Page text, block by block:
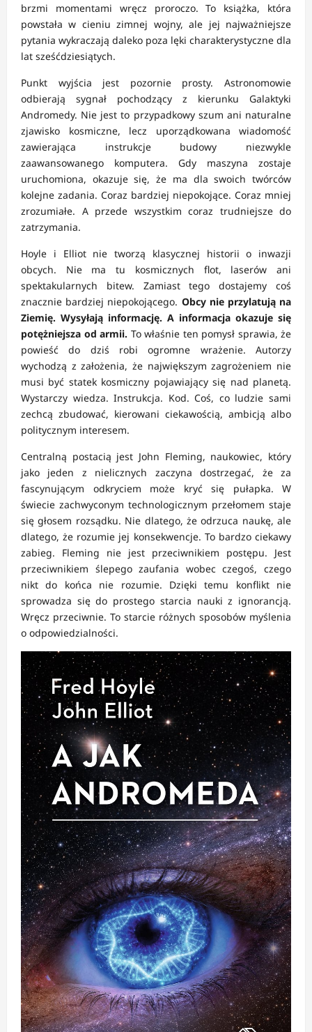
brzmi momentami wręcz proroczo. To książka, która
powstała w cieniu zimnej wojny, ale jej najważniejsze
pytania wykraczają daleko poza lęki charakterystyczne dla
lat sześćdziesiątych.
Punkt wyjścia jest pozornie prosty. Astronomowie
odbierają sygnał pochodzący z kierunku Galaktyki
Andromedy. Nie jest to przypadkowy szum ani naturalne
zjawisko kosmiczne, lecz uporządkowana wiadomość
zawierająca instrukcje budowy niezwykle
zaawansowanego komputera. Gdy maszyna zostaje
uruchomiona, okazuje się, że ma dla swoich twórców
kolejne zadania. Coraz bardziej niepokojące. Coraz mniej
zrozumiałe. A przede wszystkim coraz trudniejsze do
zatrzymania.
Hoyle i Elliot nie tworzą klasycznej historii o inwazji
obcych. Nie ma tu kosmicznych flot, laserów ani
spektakularnych bitew. Zamiast tego dostajemy coś
znacznie bardziej niepokojącego. Obcy nie przylatują na
Ziemię. Wysyłają informację. A informacja okazuje się
potężniejsza od armii. To właśnie ten pomysł sprawia, że
powieść do dziś robi ogromne wrażenie. Autorzy
wychodzą z założenia, że największym zagrożeniem nie
musi być statek kosmiczny pojawiający się nad planetą.
Wystarczy wiedza. Instrukcja. Kod. Coś, co ludzie sami
zechcą zbudować, kierowani ciekawością, ambicją albo
politycznym interesem.
Centralną postacią jest John Fleming, naukowiec, który
jako jeden z nielicznych zaczyna dostrzegać, że za
fascynującym odkryciem może kryć się pułapka. W
świecie zachwyconym technologicznym przełomem staje
się głosem rozsądku. Nie dlatego, że odrzuca naukę, ale
dlatego, że rozumie jej konsekwencje. To bardzo ciekawy
zabieg. Fleming nie jest przeciwnikiem postępu. Jest
przeciwnikiem ślepego zaufania wobec czegoś, czego
nikt do końca nie rozumie. Dzięki temu konflikt nie
sprowadza się do prostego starcia nauki z ignorancją.
Wręcz przeciwnie. To starcie różnych sposobów myślenia
o odpowiedzialności.